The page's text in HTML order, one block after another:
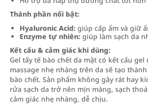
Thành phần nổi bật:
Hyaluronic Acid: giúp cấp ẩm và giữ
Enzyme tự nhiên: giúp làm sạch da
Kết cấu & cảm giác khi dùng:
Gel tẩy tế bào chết da mặt có kết cấu
massage nhẹ nhàng trên da sẽ tạo
bào chết. Sản phẩm không gây rát hay
rửa sạch da trở nên mịn màng, sạch
cảm giác nhẹ nhàng, dễ chịu.